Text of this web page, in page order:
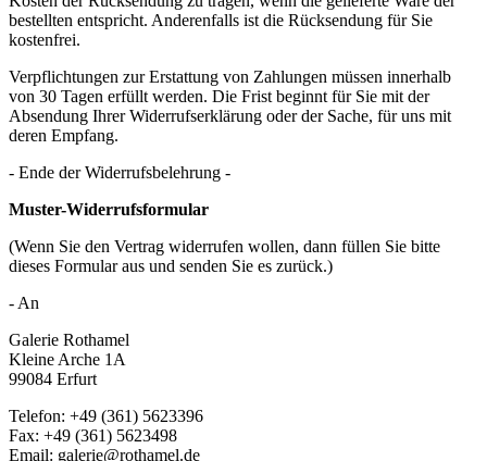
bestellten entspricht. Anderenfalls ist die Rücksendung für Sie
kostenfrei.
Verpflichtungen zur Erstattung von Zahlungen müssen innerhalb
von 30 Tagen erfüllt werden. Die Frist beginnt für Sie mit der
Absendung Ihrer Widerrufserklärung oder der Sache, für uns mit
deren Empfang.
- Ende der Widerrufsbelehrung -
Muster-Widerrufsformular
(Wenn Sie den Vertrag widerrufen wollen, dann füllen Sie bitte
dieses Formular aus und senden Sie es zurück.)
- An
Galerie Rothamel
Kleine Arche 1A
99084 Erfurt
Telefon: +49 (361) 5623396
Fax: +49 (361) 5623498
Email: galerie@rothamel.de